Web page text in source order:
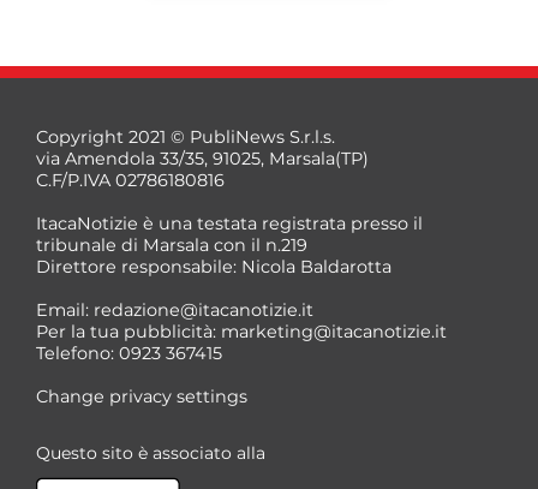
*
Copyright 2021 © PubliNews S.r.l.s.
via Amendola 33/35, 91025, Marsala(TP)
C.F/P.IVA 02786180816
ItacaNotizie è una testata registrata presso il
tribunale di Marsala con il n.219
Direttore responsabile: Nicola Baldarotta
Email: redazione@itacanotizie.it
Per la tua pubblicità: marketing@itacanotizie.it
Telefono: 0923 367415
Change privacy settings
Questo sito è associato alla